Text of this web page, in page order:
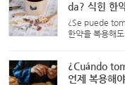
da? 식힌 한
¿Se puede
한약을 복용해
¿Cuándo
언제 복용해